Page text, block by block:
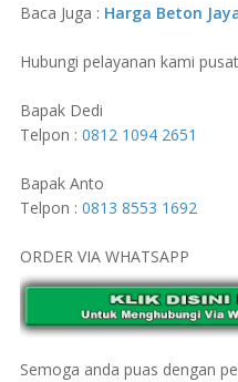
Baca Juga : Harga Beton
Hubungi pelayanan kami
Bapak Dedi
Telpon : 0812 1094 2651
Bapak Anto
Telpon : 0813 8553 1692
ORDER VIA WHATSAPP
Semoga anda puas dengan